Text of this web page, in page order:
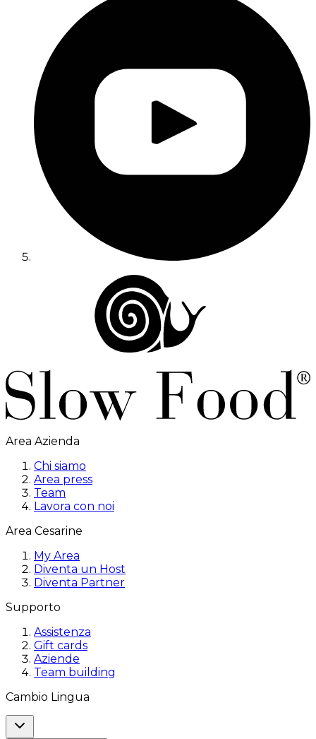
Area Azienda
Chi siamo
Area press
Team
Lavora con noi
Area Cesarine
My Area
Diventa un Host
Diventa Partner
Supporto
Assistenza
Gift cards
Aziende
Team building
Cambio Lingua